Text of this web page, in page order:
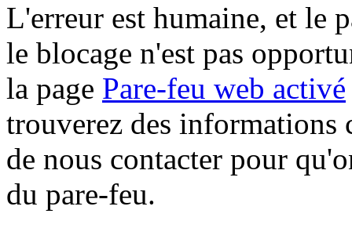
L'erreur est humaine, et le
le blocage n'est pas
la page Pare-feu web activé
trouverez des informations
de nous contacter pour
du pare-feu.